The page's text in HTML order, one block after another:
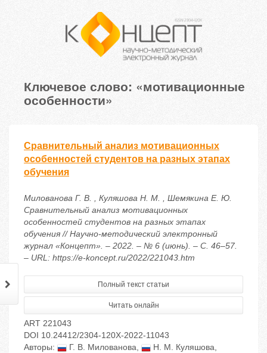
Ключевое слово: «мотивационные
особенности»
Сравнительный анализ мотивационных
особенностей студентов на разных этапах
обучения
Милованова Г. В. , Куляшова Н. М. , Шемякина Е. Ю.
Сравнительный анализ мотивационных
особенностей студентов на разных этапах
обучения // Научно-методический электронный
журнал «Концепт». – 2022. – № 6 (июнь). – С. 46–57.
– URL: https://e-koncept.ru/2022/221043.htm
Полный текст статьи
Читать онлайн
ART 221043
DOI 10.24412/2304-120X-2022-11043
Авторы:
Г. В. Милованова, Н. М. Куляшова,